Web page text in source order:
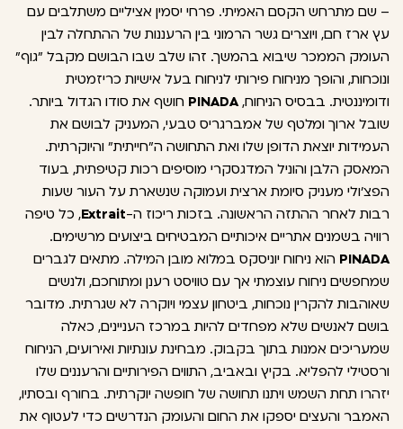
– שם מתרחש הקסם האמיתי. פרחי יסמין אציליים משתלבים עם
עץ ארז חם, ויוצרים גשר הרמוני בין הרעננות של ההתחלה לבין
העומק הממכר שיבוא בהמשך. זהו שלב שבו הבושם מקבל "גוף"
ונוכחות, והופך מניחוח פירותי לניחוח בעל אישיות כריזמטית
ודומיננטית. בבסיס הניחוח,PINADA חושף את סודו הגדול ביותר.
שובל ארוך ומלטף של אמברגריס טבעי, המעניק לבושם את
העמידות יוצאת הדופן שלו ואת התחושה ה"חייתית" והיוקרתית.
המאסק הלבן והוניל המדגסקרי מוסיפים רכות קטיפתית, בעוד
הפצ'ולי מעניק סיומת ארצית ועמוקה שנשארת על העור שעות
רבות לאחר ההתזה הראשונה. בזכות ריכוז ה-Extrait, כל טיפה
רוויה בשמנים אתריים איכותיים המבטיחים ביצועים מרשימים.
PINADA הוא ניחוח יוניסקס במלוא מובן המילה. מתאים לגברים
שמחפשים ניחוח עוצמתי אך עם טוויסט רענן ומתוחכם, ולנשים
שאוהבות להקרין נוכחות, ביטחון עצמי ויוקרה לא שגרתית. מדובר
בושם לאנשים שלא מפחדים להיות במרכז העניינים, כאלה
שמעריכים אמנות בתוך בקבוק. מבחינת עונתיות ואירועים, הניחוח
ורסטילי להפליא. בקיץ ובאביב, התווים הפירותיים והרעננים שלו
יזהרו תחת השמש ויתנו תחושה של חופשה יוקרתית. בחורף ובסתיו,
האמבר והעצים יספקו את החום והעומק הנדרשים כדי לעטוף את